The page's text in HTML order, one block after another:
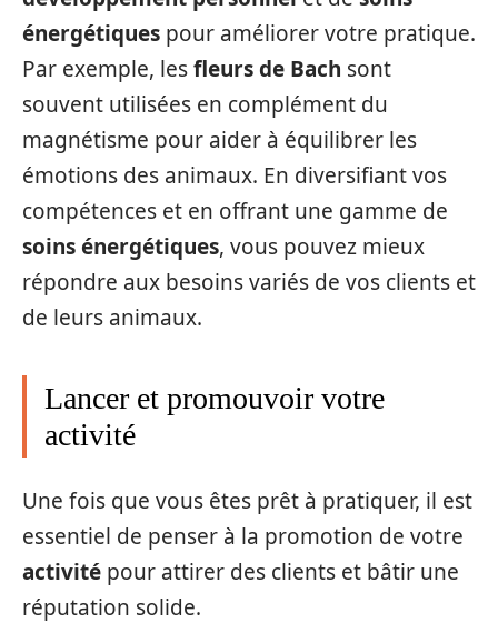
énergétiques pour améliorer votre pratique.
Par exemple, lesfleurs de Bach sont
souvent utilisées en complément du
magnétisme pour aider à équilibrer les
émotions des animaux. En diversifiant vos
compétences et en offrant une gamme de
soins énergétiques, vous pouvez mieux
répondre aux besoins variés de vos clients et
de leurs animaux.
Lancer et promouvoir votre
activité
Une fois que vous êtes prêt à pratiquer, il est
essentiel de penser à la promotion de votre
activité pour attirer des clients et bâtir une
réputation solide.